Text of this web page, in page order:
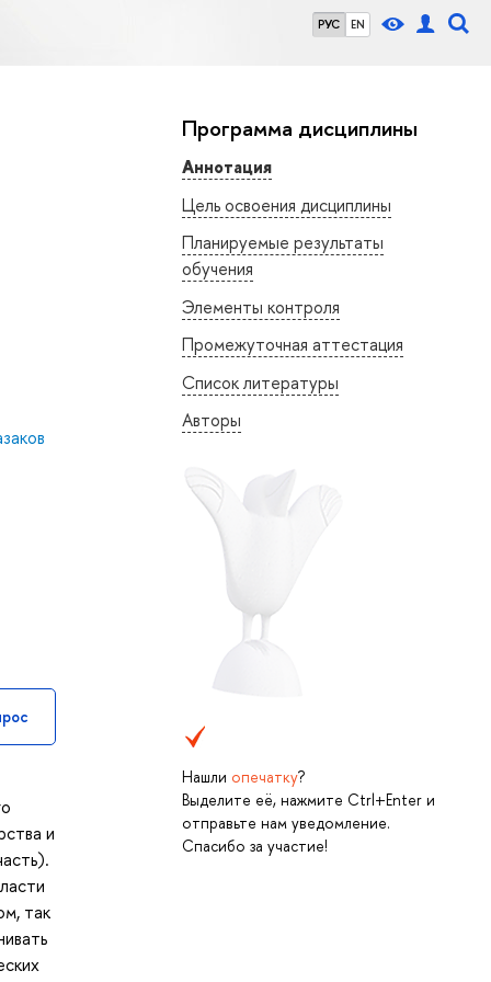
РУС EN
Программа дисциплины
Аннотация
Цель освоения дисциплины
Планируемые результаты
обучения
Элементы контроля
Промежуточная аттестация
Список литературы
Авторы
Нашли опечатку?
Выделите её, нажмите Ctrl+Enter и
отправьте нам уведомление.
Спасибо за участие!
и
так